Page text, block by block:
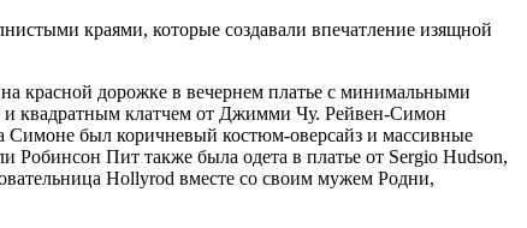
краями, которые создавали впечатление изящной
красной дорожке в вечернем платье с минимальными
и квадратным клатчем от Джимми Чу. Рейвен-Симон
Симоне был коричневый костюм-оверсайз и массивные
Пит также была одета в платье от Sergio Hudson,
Hollyrod вместе со своим мужем Родни,